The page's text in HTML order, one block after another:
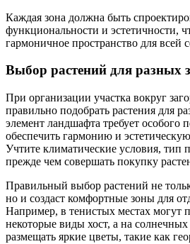
Каждая зона должна быть
функциональности и эстетичности,
гармоничное пространство для всей
Выбор растений для разных
При организации участка вокруг
правильно подобрать растения для
элемент ландшафта требует особого
обеспечить гармонию и
Учтите климатические условия, тип
прежде чем совершать покупку
Правильный выбор растений не
но и создаст комфортные зоны для
Например, в тенистых местах могут
некоторые виды хост, а на солнечных
размещать яркие цветы, такие как